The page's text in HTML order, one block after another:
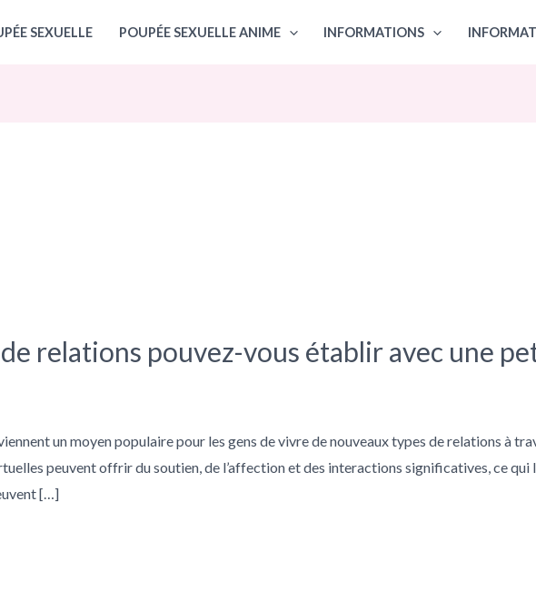
SEXUELLE POUPÉE SEXUELLE ANIME INFORMATIONS
relations pouvez-vous établir avec une
un moyen populaire pour les gens de vivre de nouveaux types de relations à
peuvent offrir du soutien, de l’affection et des interactions significatives, ce
[…]